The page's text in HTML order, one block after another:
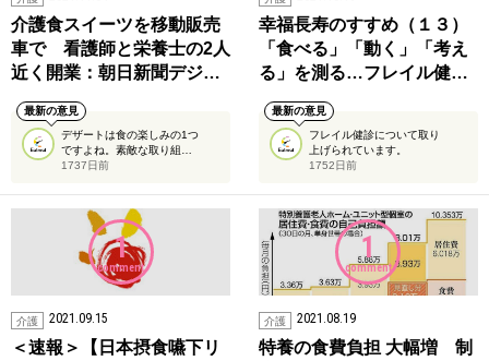
介護食スイーツを移動販売
車で 看護師と栄養士の2人
近く開業：朝日新聞デジ…
最新の意見
デザートは食の楽しみの1つ
ですよね。素敵な取り組…
1737日前
幸福長寿のすすめ（１３）
「食べる」「動く」「考え
る」を測る…フレイル健…
最新の意見
フレイル健診について取り
上げられています。
1752日前
1
comment
介護 2021.09.15
＜速報＞【日本摂食嚥下リ
1
comment
介護 2021.08.19
特養の食費負担 大幅増 制